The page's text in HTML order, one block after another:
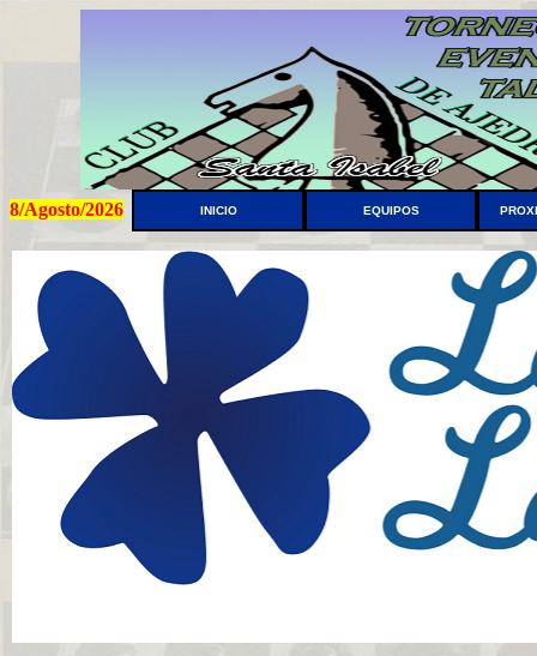
8/Agosto/2026 INICIO EQUIPOS